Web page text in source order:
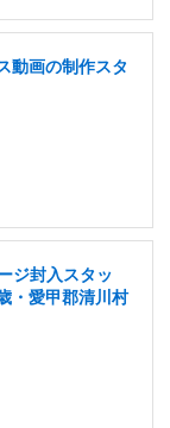
動画の制作スタ
ジ封入スタッ
・愛甲郡清川村